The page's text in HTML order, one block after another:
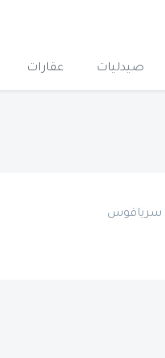
صيدليات عقارات